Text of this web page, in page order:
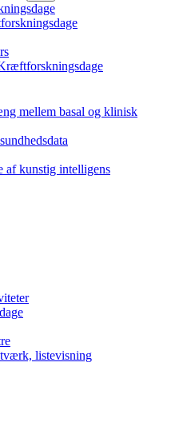
mellem basal og klinisk
af kunstig intelligens
listevisning